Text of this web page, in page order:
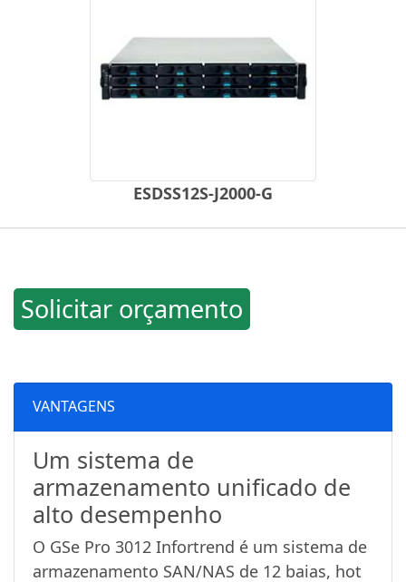
ESDSS12S-J2000-G
Solicitar orçamento
VANTAGENS
Um sistema de
armazenamento unificado de
alto desempenho
O GSe Pro 3012 Infortrend é um sistema de
armazenamento SAN/NAS de 12 baias, hot